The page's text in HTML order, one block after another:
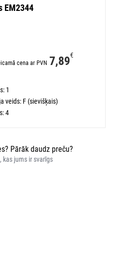
EM2344
cena ar PVN 7,89€
1
veids: F (sievišķais)
4
Pārāk daudz preču?
, kas jums ir svarīgs